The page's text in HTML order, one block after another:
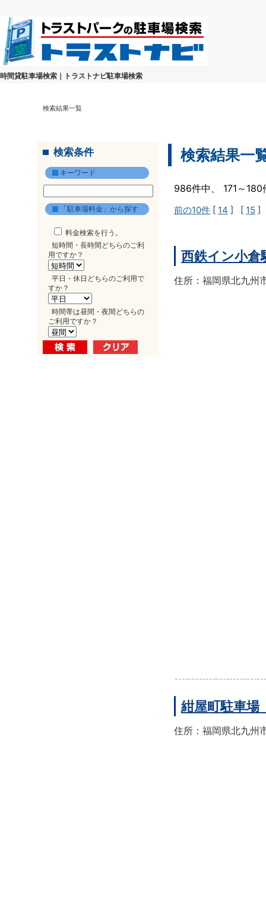
時間貸駐車場検索｜トラストナビ駐車場検索
検索結果一覧
検索条件
キーワード
「駐車場料金」から探す
料金検索を行う。
短時間・長時間どちらのご利
用ですか？
平日・休日どちらのご利用で
すか？
時間帯は昼間・夜間どちらの
ご利用ですか？
検索結果一
986件中、 171～
前の10件 [ 14 ] [ 15 ]
西鉄イン小倉
住所：福岡県北九州
紺屋町駐車場
住所：福岡県北九州